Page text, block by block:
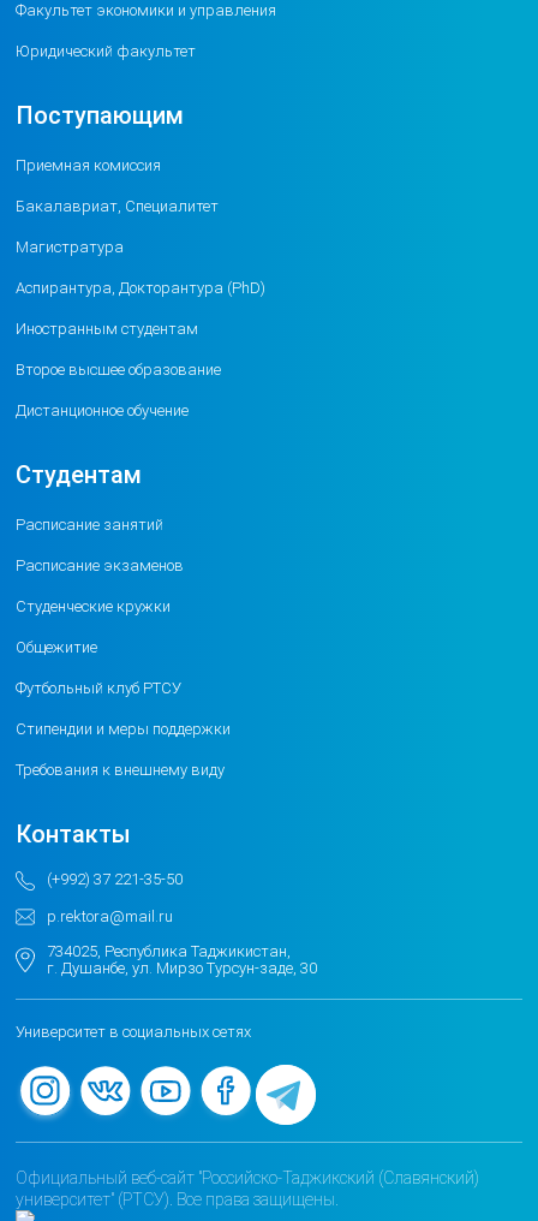
Факультет экономики и управления
Юридический факультет
Поступающим
Приемная комиссия
Бакалавриат, Специалитет
Магистратура
Аспирантура, Докторантура (PhD)
Иностранным студентам
Второе высшее образование
Дистанционное обучение
Студентам
Расписание занятий
Расписание экзаменов
Студенческие кружки
Общежитие
Футбольный клуб РТСУ
Стипендии и меры поддержки
Требования к внешнему виду
Контакты
(+992) 37 221-35-50
p.rektora@mail.ru
734025, Республика Таджикистан,
г. Душанбе, ул. Мирзо Турсун-заде, 30
Университет в социальных сетях
Официальный веб-сайт "Российско-Таджикский (Славянский)
университет" (РТСУ). Все права защищены.